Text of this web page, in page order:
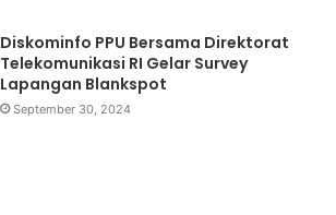
Diskominfo PPU Bersama Direktorat
Telekomunikasi RI Gelar Survey
Lapangan Blankspot
September 30, 2024